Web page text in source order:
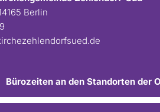
Berlin
Bürozeiten an den Standorten der